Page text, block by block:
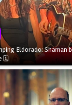
Eldorado: Shaman
🗓